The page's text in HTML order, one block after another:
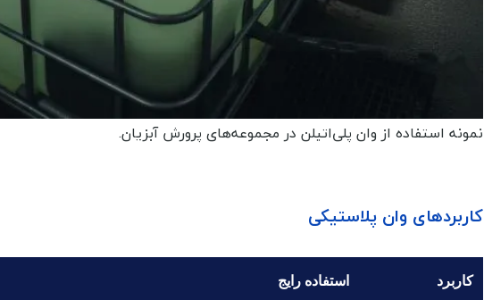
نمونه استفاده از وان پلی‌اتیلن در مجموعه‌های پرورش آبزیان.
کاربردهای وان پلاستیکی
کاربرد استفاده رایج